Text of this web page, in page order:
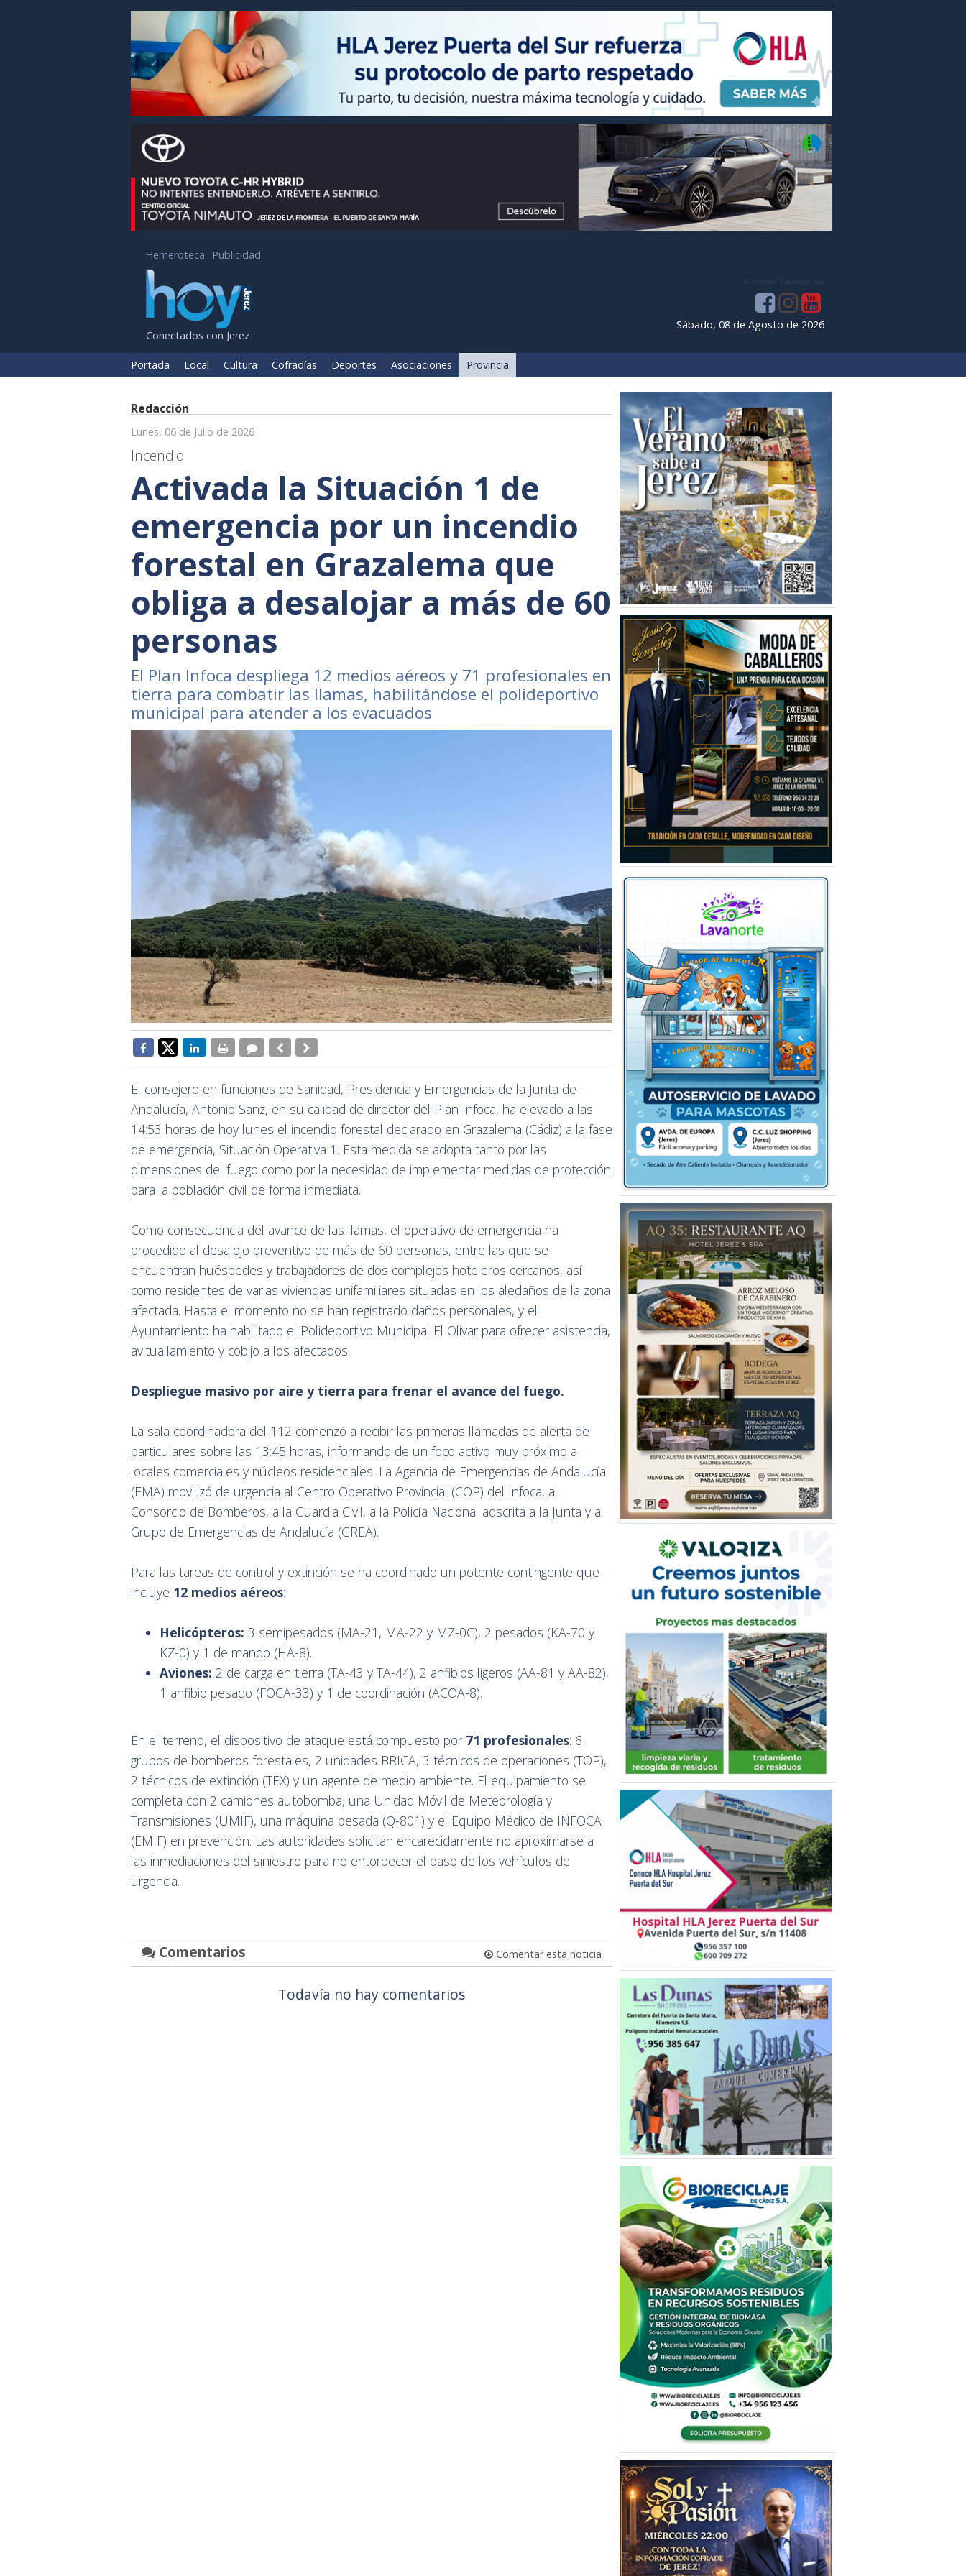
Hemeroteca Publicidad
Conectados con Jerez
El tiempo - Tutiempo.net
Sábado, 08 de Agosto de 2026
Portada Local Cultura Cofradías Deportes Asociaciones Provincia
Redacción
Lunes, 06 de Julio de 2026
Incendio
Activada la Situación 1 de
emergencia por un incendio
forestal en Grazalema que
obliga a desalojar a más de 60
personas
El Plan Infoca despliega 12 medios aéreos y 71 profesionales en
tierra para combatir las llamas, habilitándose el polideportivo
municipal para atender a los evacuados
El consejero en funciones de Sanidad, Presidencia y Emergencias de la Junta de
Andalucía, Antonio Sanz, en su calidad de director del Plan Infoca, ha elevado a las
14:53 horas de hoy lunes el incendio forestal declarado en Grazalema (Cádiz) a la fase
de emergencia, Situación Operativa 1. Esta medida se adopta tanto por las
dimensiones del fuego como por la necesidad de implementar medidas de protección
para la población civil de forma inmediata.
Como consecuencia del avance de las llamas, el operativo de emergencia ha
procedido al desalojo preventivo de más de 60 personas, entre las que se
encuentran huéspedes y trabajadores de dos complejos hoteleros cercanos, así
como residentes de varias viviendas unifamiliares situadas en los aledaños de la zona
afectada. Hasta el momento no se han registrado daños personales, y el
Ayuntamiento ha habilitado el Polideportivo Municipal El Olivar para ofrecer asistencia,
avituallamiento y cobijo a los afectados.
Despliegue masivo por aire y tierra para frenar el avance del fuego.
La sala coordinadora del 112 comenzó a recibir las primeras llamadas de alerta de
particulares sobre las 13:45 horas, informando de un foco activo muy próximo a
locales comerciales y núcleos residenciales. La Agencia de Emergencias de Andalucía
(EMA) movilizó de urgencia al Centro Operativo Provincial (COP) del Infoca, al
Consorcio de Bomberos, a la Guardia Civil, a la Policía Nacional adscrita a la Junta y al
Grupo de Emergencias de Andalucía (GREA).
Para las tareas de control y extinción se ha coordinado un potente contingente que
incluye 12 medios aéreos:
Helicópteros: 3 semipesados (MA-21, MA-22 y MZ-0C), 2 pesados (KA-70 y
KZ-0) y 1 de mando (HA-8).
Aviones: 2 de carga en tierra (TA-43 y TA-44), 2 anfibios ligeros (AA-81 y AA-82),
1 anfibio pesado (FOCA-33) y 1 de coordinación (ACOA-8).
En el terreno, el dispositivo de ataque está compuesto por 71 profesionales: 6
grupos de bomberos forestales, 2 unidades BRICA, 3 técnicos de operaciones (TOP),
2 técnicos de extinción (TEX) y un agente de medio ambiente. El equipamiento se
completa con 2 camiones autobomba, una Unidad Móvil de Meteorología y
Transmisiones (UMIF), una máquina pesada (Q-801) y el Equipo Médico de INFOCA
(EMIF) en prevención. Las autoridades solicitan encarecidamente no aproximarse a
las inmediaciones del siniestro para no entorpecer el paso de los vehículos de
urgencia.
Comentarios Comentar esta noticia
Todavía no hay comentarios